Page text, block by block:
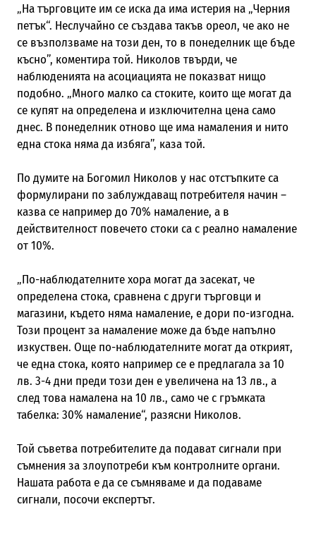
„На търговците им се иска да има истерия на „Черния
петък“. Неслучайно се създава такъв ореол, че ако не
се възползваме на този ден, то в понеделник ще бъде
късно”, коментира той. Николов твърди, че
наблюденията на асоциацията не показват нищо
подобно. „Много малко са стоките, които ще могат да
се купят на определена и изключителна цена само
днес. В понеделник отново ще има намаления и нито
една стока няма да избяга”, каза той.
По думите на Богомил Николов у нас отстъпките са
формулирани по заблуждаващ потребителя начин –
казва се например до 70% намаление, а в
действителност повечето стоки са с реално намаление
от 10%.
„По-наблюдателните хора могат да засекат, че
определена стока, сравнена с други търговци и
магазини, където няма намаление, е дори по-изгодна.
Този процент за намаление може да бъде напълно
изкуствен. Още по-наблюдателните могат да открият,
че една стока, която например се е предлагала за 10
лв. 3-4 дни преди този ден е увеличена на 13 лв., а
след това намалена на 10 лв., само че с гръмката
табелка: 30% намаление“, разясни Николов.
Той съветва потребителите да подават сигнали при
съмнения за злоупотреби към контролните органи.
Нашата работа е да се съмняваме и да подаваме
сигнали, посочи експертът.